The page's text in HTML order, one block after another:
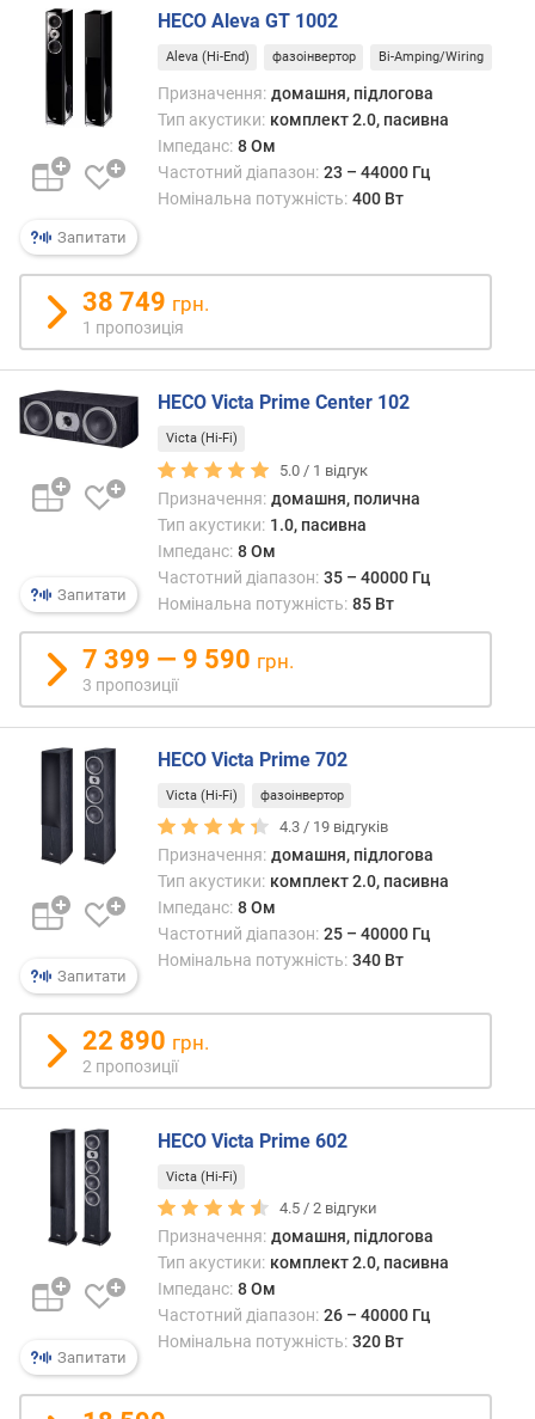
і
д
к
м
и
з
а
а
ю
д
о
а
в
н
я
з
а
к
л
с
ю
о
п
о
з
и
ц
і
ч
т
л
в
і
Запитати
HECO Aleva GT 1002
Aleva (Hi-End) фазоінвертор Bi-Amping/Wiring
Призначення: домашня, підлогова
Тип акустики: комплект 2.0, пасивна
Імпеданс: 8 Ом
Частотний діапазон: 23 – 44000 Гц
Номінальна потужність: 400 Вт
38 749 грн.
1 пропозиція
Запитати
HECO Victa Prime Center 102
Victa (Hi-Fi)
5.0 / 1 відгук
Призначення: домашня, полична
Тип акустики: 1.0, пасивна
Імпеданс: 8 Ом
Частотний діапазон: 35 – 40000 Гц
Номінальна потужність: 85 Вт
7 399 — 9 590 грн.
3 пропозиції
Запитати
HECO Victa Prime 702
Victa (Hi-Fi) фазоінвертор
4.3 / 19 відгуків
Призначення: домашня, підлогова
Тип акустики: комплект 2.0, пасивна
Імпеданс: 8 Ом
Частотний діапазон: 25 – 40000 Гц
Номінальна потужність: 340 Вт
22 890 грн.
2 пропозиції
Запитати
HECO Victa Prime 602
Victa (Hi-Fi)
4.5 /2 відгуки
Призначення: домашня, підлогова
Тип акустики: комплект 2.0, пасивна
Імпеданс: 8 Ом
Частотний діапазон: 26 – 40000 Гц
Номінальна потужність: 320 Вт